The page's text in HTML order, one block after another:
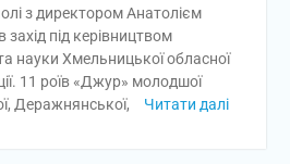
з директором Анатолієм
під керівництвом
науки Хмельницької обласної
11 роїв «Джур» молодшої
Деражнянської,
Читати далі